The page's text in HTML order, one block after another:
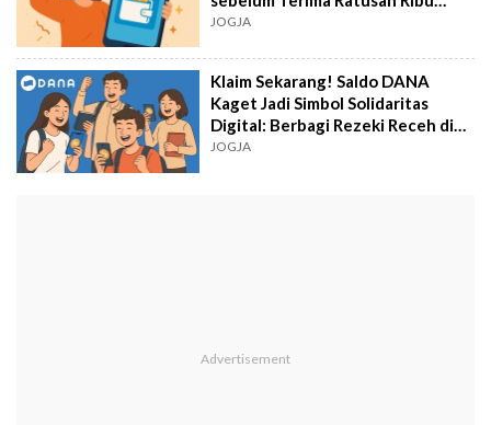
Rupiah
JOGJA
Klaim Sekarang! Saldo DANA
Kaget Jadi Simbol Solidaritas
Digital: Berbagi Rezeki Receh di
Masa Sulit
JOGJA